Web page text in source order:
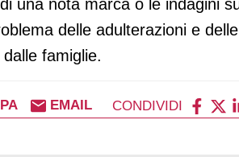
una nota marca o le indagini
delle adulterazioni e
famiglie.
EMAIL CONDIVIDI
non è scongiurato